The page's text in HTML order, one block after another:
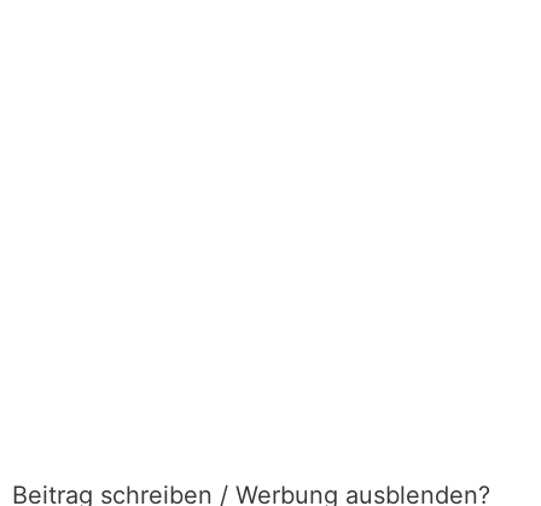
Beitrag schreiben / Werbung ausblenden?